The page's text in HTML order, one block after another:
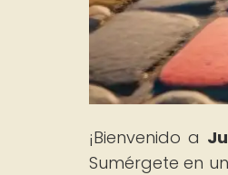
¡Bienvenido a
Sumérgete en